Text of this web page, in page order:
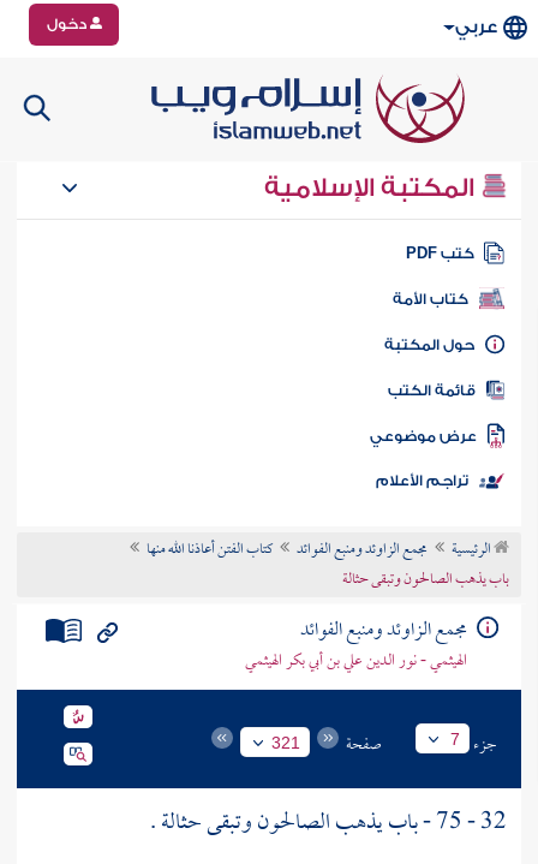
عربي دخول
المكتبة الإسلامية
كتب PDF
كتاب الأمة
المكتبة
الكتب
موضوعي
تراجم الأعلام
الرئيسية مجمع الزاوئد ومنبع الفوائد
كتاب الفتن أعاذنا الله منها
باب يذهب الصالحون وتبقى حثالة
مجمع الزاوئد ومنبع الفوائد
الهيثمي - نور الدين علي بن أبي بكر الهيثمي
جزء 7 صفحة 321
32 - 75 - باب يذهب الصالحون وتبقى حثالة .